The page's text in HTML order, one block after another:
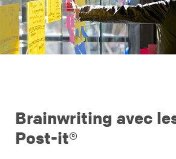
Brainwriting avec
Post-it®